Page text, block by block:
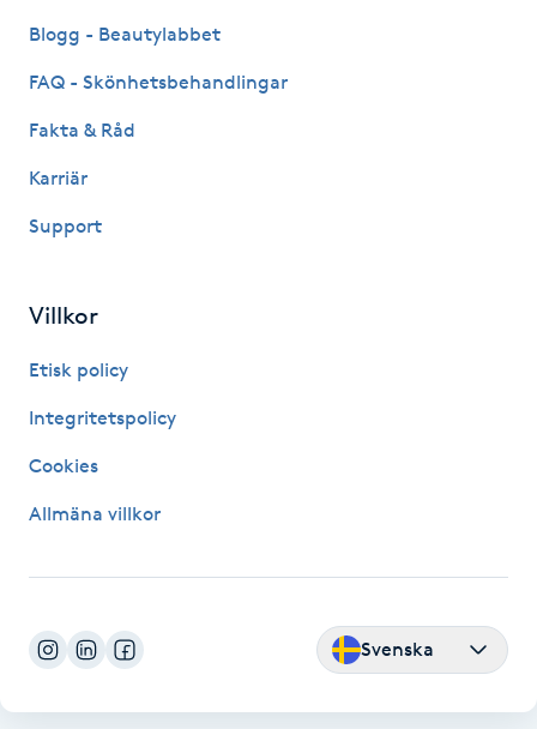
Katun fransar
Kemisk peeling
Kinesiologi
Kiropraktik
Klangmassage
Klippning ungdom
Blogg - Beautylabbet
FAQ - Skönhetsbehandlingar
Fakta & Råd
Karriär
Support
Villkor
Etisk policy
Integritetspolicy
Cookies
Allmäna villkor
Svenska